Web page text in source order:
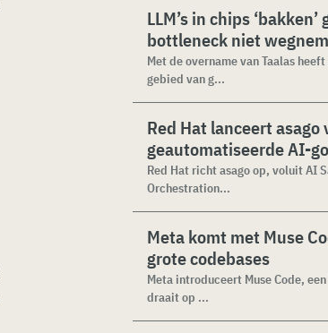
LLM’s in chips
bottleneck niet
Met de overname van Taalas
gebied van g...
Red Hat lanceert asago
geautomatiseerde AI-
Red Hat richt asago op, voluit AI
Orchestration...
Meta komt met Muse
grote codebases
Meta introduceert Muse Code,
draait op ...